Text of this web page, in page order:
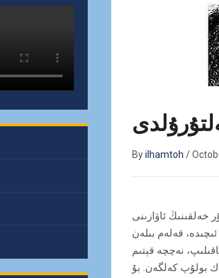
Byilhamtoh /
خەلقىنىڭ ئاۋازىنى
قەلەم بىلەن
قېتىم تاقىلىپ، نەچچە قېتىم
بولۇپ كەلگەن. بۇ